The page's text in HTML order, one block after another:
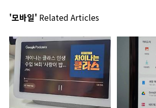
'모바일' Related Articles